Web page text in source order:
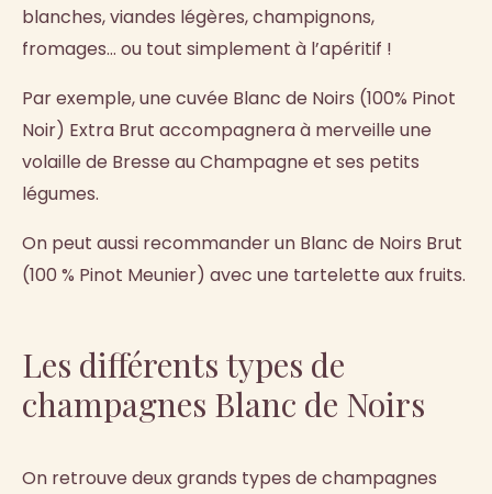
blanches, viandes légères, champignons,
fromages… ou tout simplement à l’apéritif !
Par exemple, une cuvée Blanc de Noirs (100% Pinot
Noir) Extra Brut accompagnera à merveille une
volaille de Bresse au Champagne et ses petits
légumes.
On peut aussi recommander un Blanc de Noirs Brut
(100 % Pinot Meunier) avec une tartelette aux fruits.
Les différents types de
champagnes Blanc de Noirs
On retrouve deux grands types de champagnes